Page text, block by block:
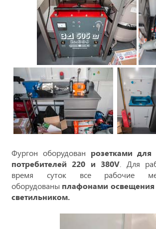
Фургон оборудован розетками
потребителей 220 и 380V. Для
время суток все рабочие
оборудованы плафонами освещения
светильником.